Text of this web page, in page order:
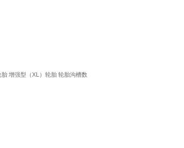
胎 增强型（XL）轮胎 轮胎沟槽数